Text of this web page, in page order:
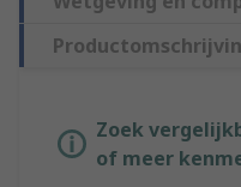
Zoek
of meer